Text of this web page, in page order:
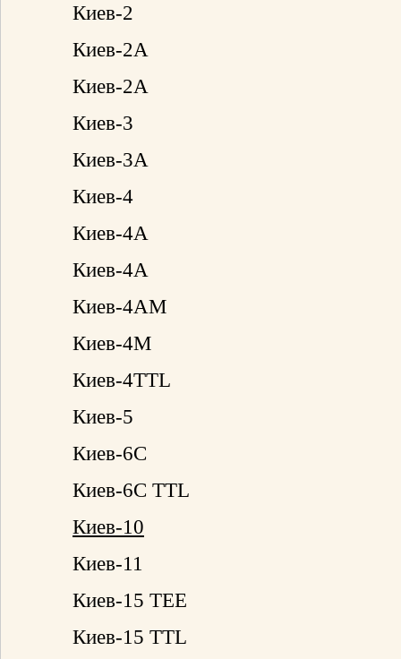
Киев-2
Киев-2А
Киев-2А
Киев-3
Киев-3А
Киев-4
Киев-4А
Киев-4А
Киев-4АМ
Киев-4М
Киев-4TTL
Киев-5
Киев-6С
Киев-6С TTL
Киев-10
Киев-11
Киев-15 ТЕЕ
Киев-15 TTL